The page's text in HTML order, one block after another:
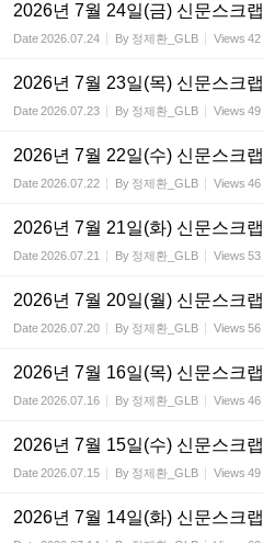
2026년 7월 24일(금) 신문스크랩
Date2026.07.24 By 정제환_GLB Views 42
2026년 7월 23일(목) 신문스크랩
Date2026.07.23 By 정제환_GLB Views 49
2026년 7월 22일(수) 신문스크랩
Date2026.07.22 By 정제환_GLB Views 46
2026년 7월 21일(화) 신문스크랩
Date2026.07.21 By 정제환_GLB Views 53
2026년 7월 20일(월) 신문스크랩
Date2026.07.20 By 정제환_GLB Views 56
2026년 7월 16일(목) 신문스크랩
Date2026.07.16 By 정제환_GLB Views 46
2026년 7월 15일(수) 신문스크랩
Date2026.07.15 By 정제환_GLB Views 49
2026년 7월 14일(화) 신문스크랩